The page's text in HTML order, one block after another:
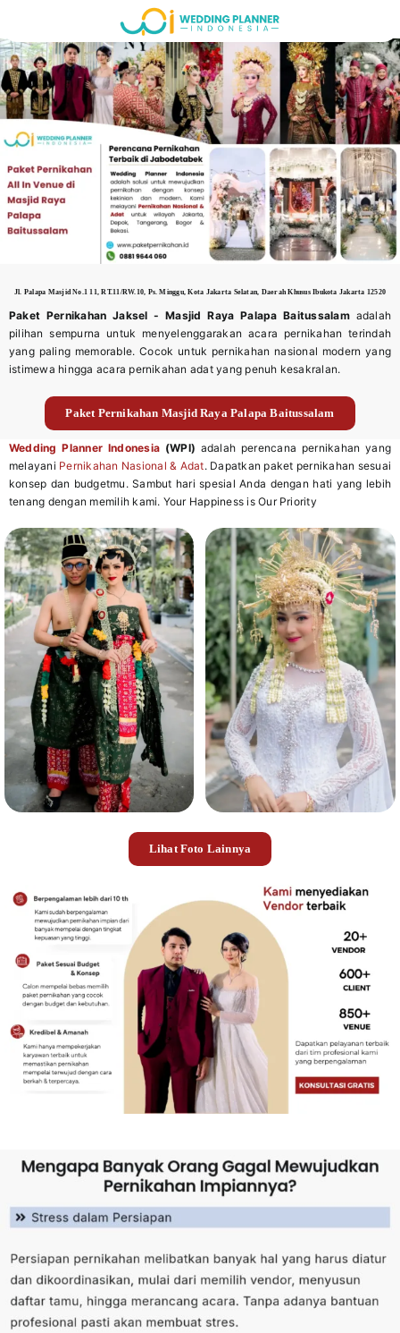
to
content
Jl. Palapa Masjid No.1 11, RT.11/RW.10, Ps. Minggu, Kota Jakarta Selatan, Daerah Khusus Ibukota Jakarta 12520
Paket Pernikahan Jaksel -Masjid Raya Palapa Baitussalamadalah
pilihan sempurna untuk menyelenggarakan acara pernikahan terindah
yang paling memorable. Cocok untuk pernikahan nasional modern yang
istimewa hingga acara pernikahan adat yang penuh kesakralan.
Paket Pernikahan Masjid Raya Palapa Baitussalam
Wedding Planner Indonesia (WPI) adalah perencana pernikahan yang
melayani Pernikahan Nasional & Adat. Dapatkan paket pernikahan sesuai
konsep dan budgetmu. Sambut hari spesial Anda dengan hati yang lebih
tenang dengan memilih kami. Your Happiness is Our Priority
Lihat Foto Lainnya